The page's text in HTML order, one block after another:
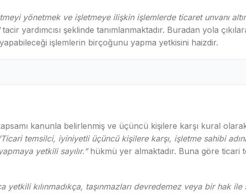
yönetmek ve işletmeye ilişkin işlemlerde ticaret unvanı
tacir yardımcısı şeklinde tanımlanmaktadır. Buradan yola
işlemlerin birçoğunu yapma yetkisini haizdir.
kanunla belirlenmiş ve üçüncü kişilere karşı kural olarak
temsilci, iyiniyetli üçüncü kişilere karşı, işletme sahibi
yetkili sayılır.”hükmü yer almaktadır. Buna göre ticari
yetkili kılınmadıkça, taşınmazları devredemez veya bir hak ile